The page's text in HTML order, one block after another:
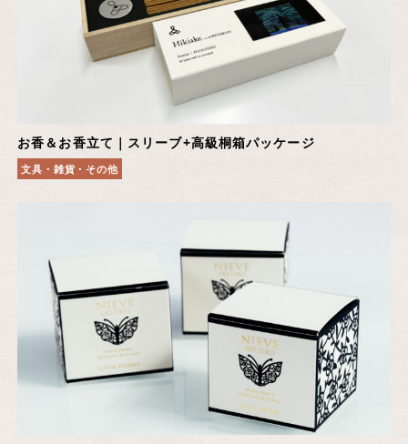
お香＆お香立て｜スリーブ+高級桐箱パッケージ
文具・雑貨・その他